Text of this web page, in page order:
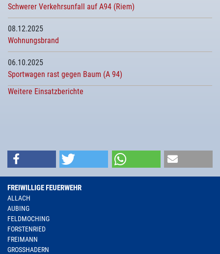
Schwerer Verkehrsunfall auf A94 (Riem)
08.12.2025
Wohnungsbrand
06.10.2025
Sportwagen rast gegen Baum (A 94)
Weitere Einsatzberichte
FREIWILLIGE FEUERWEHR
ALLACH
AUBING
FELDMOCHING
FORSTENRIED
FREIMANN
GROSSHADERN